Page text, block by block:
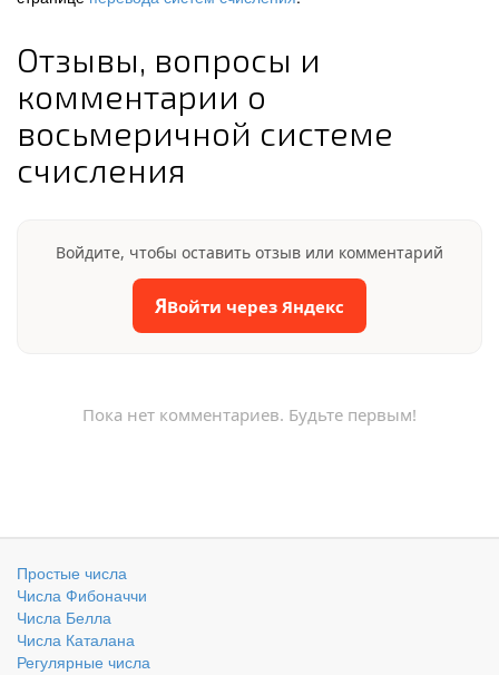
Отзывы, вопросы и
комментарии о
восьмеричной системе
счисления
Войдите, чтобы оставить отзыв или комментарий
ЯВойти через Яндекс
Пока нет комментариев. Будьте первым!
Простые числа
Числа Фибоначчи
Числа Белла
Числа Каталана
Регулярные числа